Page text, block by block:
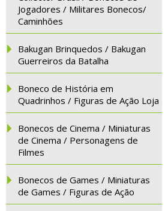
Jogadores / Militares Bonecos/
Caminhões
Bakugan Brinquedos / Bakugan
Guerreiros da Batalha
Boneco de História em
Quadrinhos / Figuras de Ação Loja
Bonecos de Cinema / Miniaturas
de Cinema / Personagens de
Filmes
Bonecos de Games / Miniaturas
de Games / Figuras de Ação